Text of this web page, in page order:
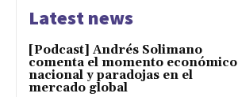
Latest news
[Podcast] Andrés Solimano
comenta el momento económico
nacional y paradojas en el
mercado global